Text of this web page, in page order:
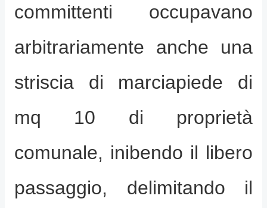
committenti occupavano
arbitrariamente anche una
striscia di marciapiede di
mq 10 di proprietà
comunale, inibendo il libero
passaggio, delimitando il